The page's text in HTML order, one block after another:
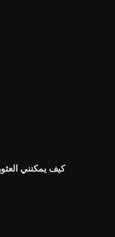
كيف يمكنني